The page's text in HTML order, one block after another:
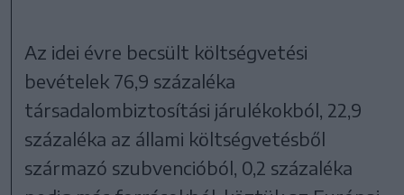
Az idei évre becsült költségvetési
bevételek 76,9 százaléka
társadalombiztosítási járulékokból, 22,9
százaléka az állami költségvetésből
származó szubvencióból, 0,2 százaléka